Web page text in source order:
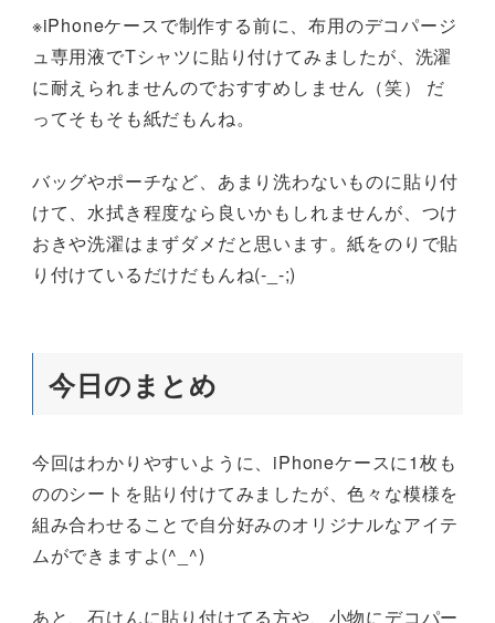
※iPhoneケースで制作する前に、布用のデコパージ
ュ専用液でTシャツに貼り付けてみましたが、洗濯
に耐えられませんのでおすすめしません（笑） だ
ってそもそも紙だもんね。
バッグやポーチなど、あまり洗わないものに貼り付
けて、水拭き程度なら良いかもしれませんが、つけ
おきや洗濯はまずダメだと思います。紙をのりで貼
り付けているだけだもんね(-_-;)
今日のまとめ
今回はわかりやすいように、iPhoneケースに1枚も
ののシートを貼り付けてみましたが、色々な模様を
組み合わせることで自分好みのオリジナルなアイテ
ムができますよ(^_^)
あと、石けんに貼り付けてる方や、小物にデコパー